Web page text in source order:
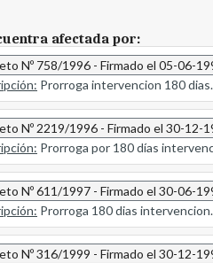
afectada por:
Nº 758/1996 - Firmado el 05-06-
Prorroga intervencion 180 dias.
Nº 2219/1996 - Firmado el 30-12-
Prorroga por 180 días
Nº 611/1997 - Firmado el 30-06-
Prorroga 180 dias intervencion.
Nº 316/1999 - Firmado el 30-12-